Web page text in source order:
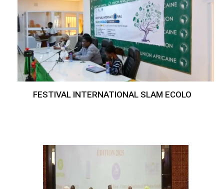
FESTIVAL INTERNATIONAL SLAM ECOLO